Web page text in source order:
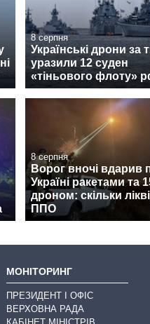
8 серпня
Українські дрони за
уразили 12 суден
«тіньового флоту»
8 серпня
Ворог вночі вдарив
Україні ракетами та
дроном: скільки
ППО
МОНІТОРИНГ
ПРЕЗИДЕНТ І ОФІС
ВЕРХОВНА РАДА